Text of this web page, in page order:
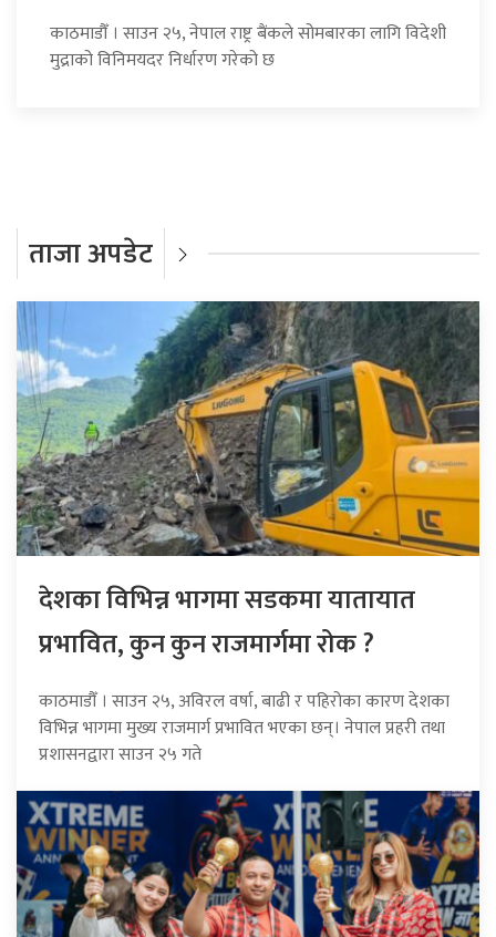
काठमाडौँ । साउन २५, नेपाल राष्ट्र बैंकले सोमबारका लागि विदेशी
मुद्राको विनिमयदर निर्धारण गरेको छ
ताजा अपडेट
देशका विभिन्न भागमा सडकमा यातायात
प्रभावित, कुन कुन राजमार्गमा रोक ?
काठमाडौँ । साउन २५, अविरल वर्षा, बाढी र पहिरोका कारण देशका
विभिन्न भागमा मुख्य राजमार्ग प्रभावित भएका छन्। नेपाल प्रहरी तथा
प्रशासनद्वारा साउन २५ गते